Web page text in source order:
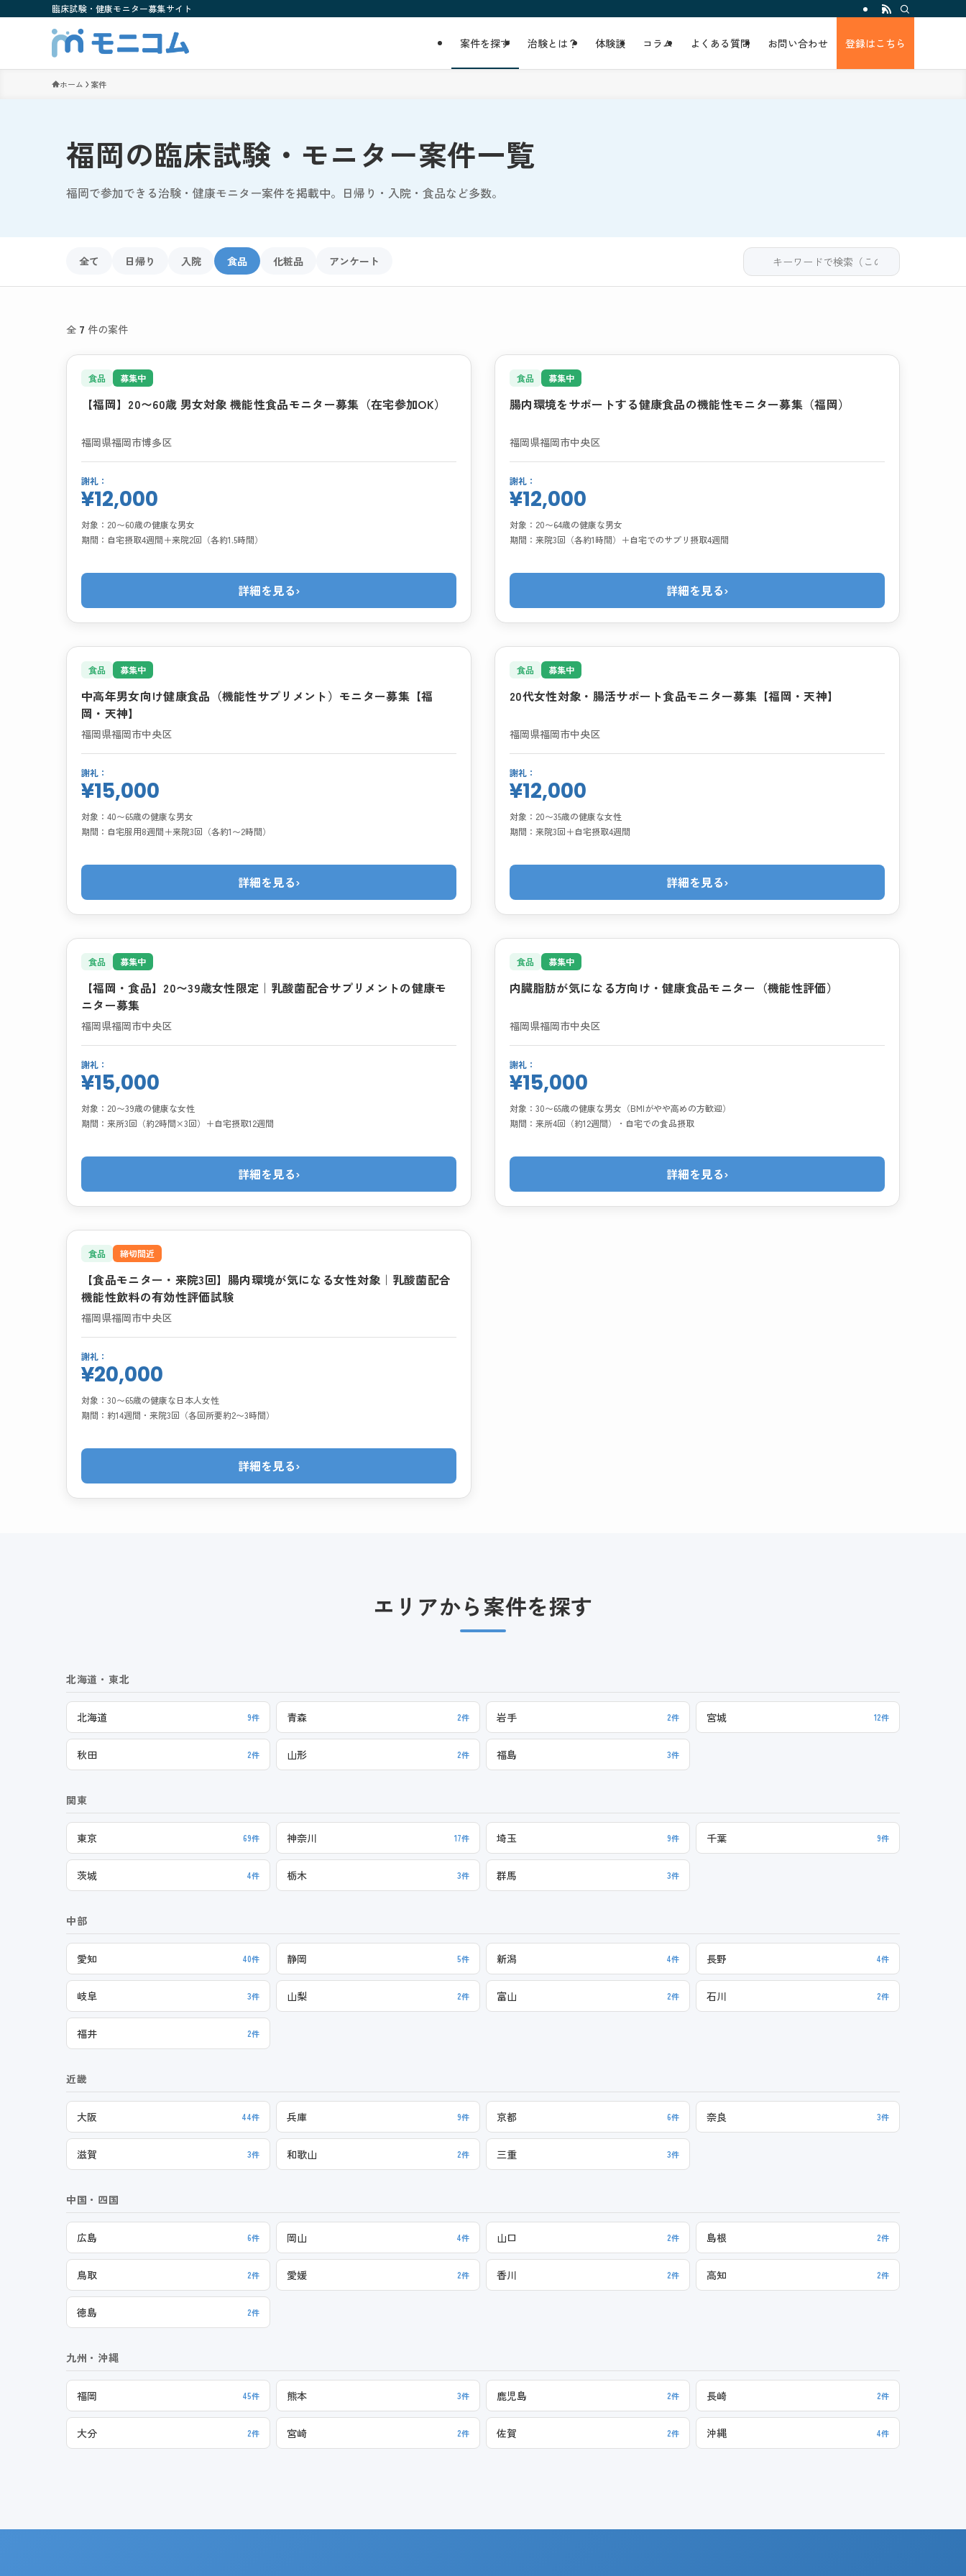
臨床試験・健康モニター募集サイト
案件を探す 治験とは？ 体験談 コラム よくある質問 お問い合わせ 登録はこちら
ホーム 案件
福岡の臨床試験・モニター案件一覧
福岡で参加できる治験・健康モニター案件を掲載中。日帰り・入院・食品など多数。
全て 日帰り 入院 食品 化粧品 アンケート
全 7 件の案件
食品 募集中
【福岡】20〜60歳 男女対象 機能性食品モニター募集（在宅参加OK）
福岡県福岡市博多区
謝礼：
¥12,000
対象： 20〜60歳の健康な男女
期間： 自宅摂取4週間＋来院2回（各約1.5時間）
詳細を見る›
食品 募集中
腸内環境をサポートする健康食品の機能性モニター募集（福岡）
福岡県福岡市中央区
謝礼：
¥12,000
対象： 20〜64歳の健康な男女
期間： 来院3回（各約1時間）＋自宅でのサプリ摂取4週間
詳細を見る›
食品 募集中
中高年男女向け健康食品（機能性サプリメント）モニター募集【福
岡・天神】
福岡県福岡市中央区
謝礼：
¥15,000
対象： 40〜65歳の健康な男女
期間： 自宅服用8週間＋来院3回（各約1〜2時間）
詳細を見る›
食品 募集中
20代女性対象・腸活サポート食品モニター募集【福岡・天神】
福岡県福岡市中央区
謝礼：
¥12,000
対象： 20〜35歳の健康な女性
期間： 来院3回＋自宅摂取4週間
詳細を見る›
食品 募集中
【福岡・食品】20〜39歳女性限定｜乳酸菌配合サプリメントの健康モ
ニター募集
福岡県福岡市中央区
謝礼：
¥15,000
対象： 20〜39歳の健康な女性
期間： 来所3回（約2時間×3回）＋自宅摂取12週間
詳細を見る›
食品 募集中
内臓脂肪が気になる方向け・健康食品モニター（機能性評価）
福岡県福岡市中央区
謝礼：
¥15,000
対象： 30〜65歳の健康な男女（BMIがやや高めの方歓迎）
期間： 来所4回（約12週間）・自宅での食品摂取
詳細を見る›
食品 締切間近
【食品モニター・来院3回】腸内環境が気になる女性対象｜乳酸菌配合
機能性飲料の有効性評価試験
福岡県福岡市中央区
謝礼：
¥20,000
対象： 30〜65歳の健康な日本人女性
期間： 約14週間・来院3回（各回所要約2〜3時間）
詳細を見る›
エリアから案件を探す
北海道・東北
北海道 9件 青森 2件 岩手 2件 宮城 12件
秋田 2件 山形 2件 福島 3件
関東
東京 69件 神奈川 17件 埼玉 9件 千葉 9件
茨城 4件 栃木 3件 群馬 3件
中部
愛知 40件 静岡 5件 新潟 4件 長野 4件
岐阜 3件 山梨 2件 富山 2件 石川 2件
福井 2件
近畿
大阪 44件 兵庫 9件 京都 6件 奈良 3件
滋賀 3件 和歌山 2件 三重 3件
中国・四国
広島 6件 岡山 4件 山口 2件 島根 2件
鳥取 2件 愛媛 2件 香川 2件 高知 2件
徳島 2件
九州・沖縄
福岡 45件 熊本 3件 鹿児島 2件 長崎 2件
大分 2件 宮崎 2件 佐賀 2件 沖縄 4件